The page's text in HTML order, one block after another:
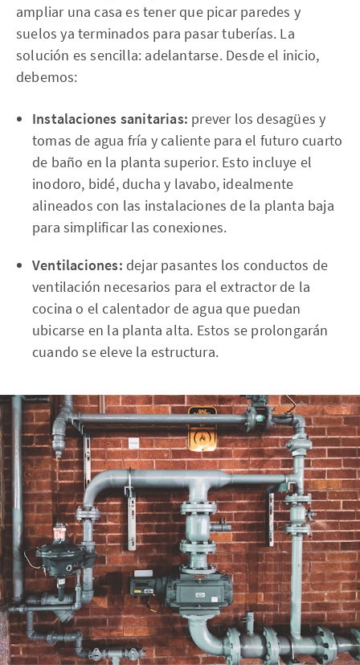
ampliar una casa es tener que picar paredes y
suelos ya terminados para pasar tuberías. La
solución es sencilla: adelantarse. Desde el inicio,
debemos:
Instalaciones sanitarias: prever los desagües y
tomas de agua fría y caliente para el futuro cuarto
de baño en la planta superior. Esto incluye el
inodoro, bidé, ducha y lavabo, idealmente
alineados con las instalaciones de la planta baja
para simplificar las conexiones.
Ventilaciones: dejar pasantes los conductos de
ventilación necesarios para el extractor de la
cocina o el calentador de agua que puedan
ubicarse en la planta alta. Estos se prolongarán
cuando se eleve la estructura.